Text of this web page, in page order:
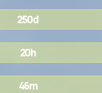
250d
20h
46m